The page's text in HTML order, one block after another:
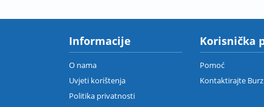
Informacije
O nama
Uvjeti korištenja
Politika privatnosti
Korisnička
Pomoć
Kontaktirajte